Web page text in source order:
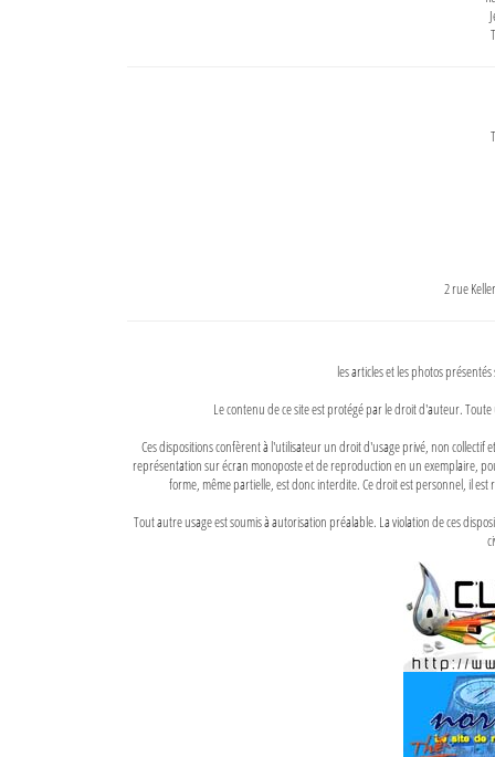
2 rue
les articles et les photos
Le contenu de ce site est protégé par le droit d'auteur.
Ces dispositions confèrent à l'utilisateur un droit d'usage privé, non
représentation sur écran monoposte et de reproduction en un exemplaire,
forme, même partielle, est donc interdite. Ce droit est personnel, il
Tout autre usage est soumis à autorisation préalable. La violation de ces